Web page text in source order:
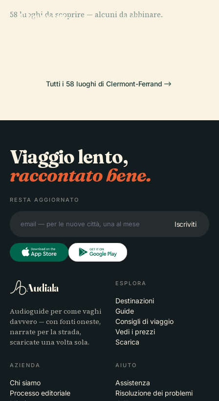
58 luoghi da scoprire — alcuni da abbinare.
Clermont-
PLACE
PLACE PLACE
Tutti i 58 luoghi di Clermont-Ferrand
Viaggio lento,
raccontato bene.
RESTA AGGIORNATO
Iscriviti
Audiala
Audioguide per come vaghi
davvero — con fonti oneste,
narrate per la strada,
scaricate una volta sola.
ESPLORA
Destinazioni
Guide
Consigli di viaggio
Vedi i prezzi
Scarica
AZIENDA
Chi siamo
Processo editoriale
AIUTO
Assistenza
Risoluzione dei problemi